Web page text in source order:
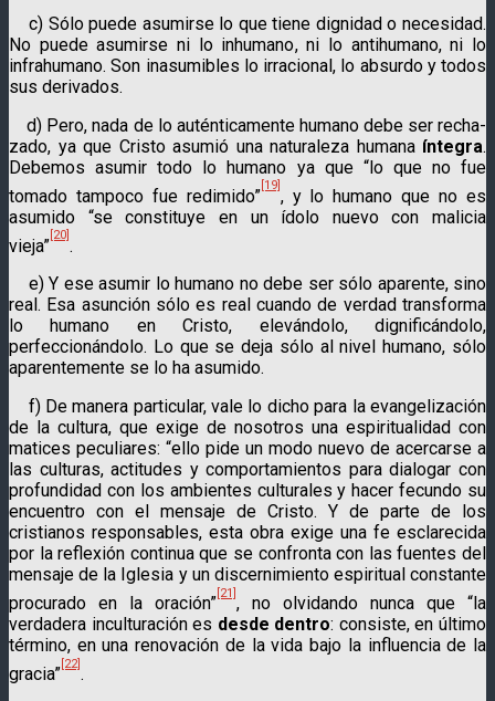
c) Sólo puede asumirse lo que tiene dignidad o necesidad.
No puede asumirse ni lo inhumano, ni lo antihumano, ni lo
infra­huma­no. Son inasumibles lo irracio­nal, lo absurdo y todos
sus deriva­dos.
d) Pero, nada de lo auténticamente humano debe ser recha­
za­do, ya que Cristo asumió una naturaleza humana íntegra.
Debemos asu­mir todo lo humano ya que “lo que no fue
tomado tampoco fue redimi­do”
[19]
, y lo humano que no es
asumido “se constituye en un ídolo nuevo con malicia
vieja”
[20]
.
e) Y ese asumir lo humano no debe ser sólo aparente, sino
real. Esa asunción sólo es real cuando de verdad transforma
lo humano en Cristo, eleván­dolo, dignificándolo,
perfeccionándo­lo. Lo que se deja sólo al nivel humano, sólo
aparentemente se lo ha asumi­do.
f) De manera particular, vale lo dicho para la evangeliza­ción
de la cultura, que exige de nosotros una espiritualidad con
mati­ces peculiares: “ello pide un modo nuevo de acercarse a
las cul­turas, actitudes y com­portamientos para dialogar con
profun­di­dad con los ambientes culturales y hacer fecundo su
encuen­tro con el mensaje de Cristo. Y de parte de los
cristianos responsa­bles, esta obra exige una fe esclarecida
por la reflexión continua que se confronta con las fuentes del
mensaje de la Iglesia y un dis­cernimiento espiritual constante
procura­do en la ora­ción”
[21]
, no olvidando nunca que “la
verdadera incultura­ción es desde dentro: consiste, en último
término, en una renovación de la vida bajo la influencia de la
gracia”
[22]
.